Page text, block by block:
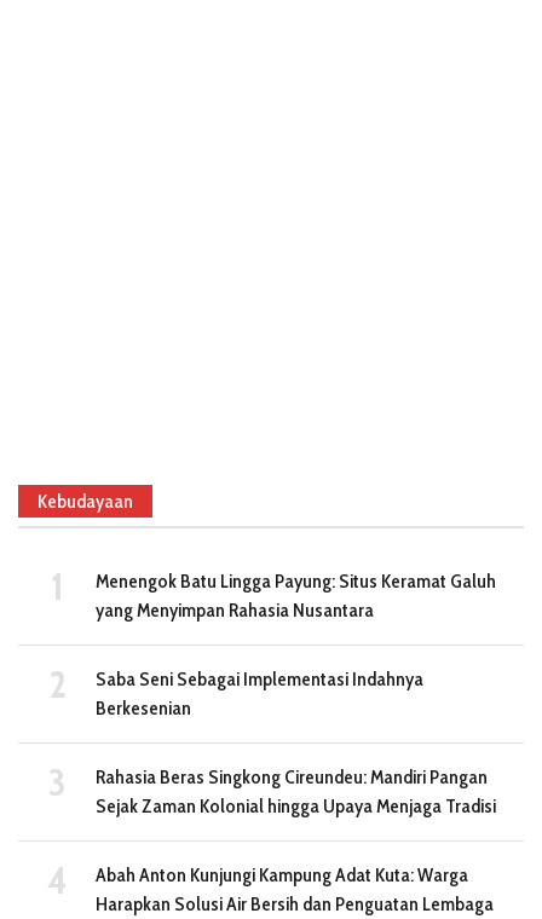
Kebudayaan
Menengok Batu Lingga Payung: Situs Keramat Galuh
yang Menyimpan Rahasia Nusantara
Saba Seni Sebagai Implementasi Indahnya
Berkesenian
Rahasia Beras Singkong Cireundeu: Mandiri Pangan
Sejak Zaman Kolonial hingga Upaya Menjaga Tradisi
Abah Anton Kunjungi Kampung Adat Kuta: Warga
Harapkan Solusi Air Bersih dan Penguatan Lembaga